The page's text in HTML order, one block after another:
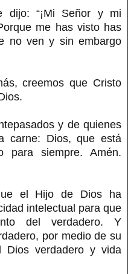
dijo: “¡Mi Señor y mi
me has visto has
no ven y sin embargo
creemos que Cristo
y de quienes
carne: Dios, que está
para siempre. Amén.
el Hijo de Dios ha
intelectual para que
del verdadero. Y
por medio de su
Dios verdadero y vida